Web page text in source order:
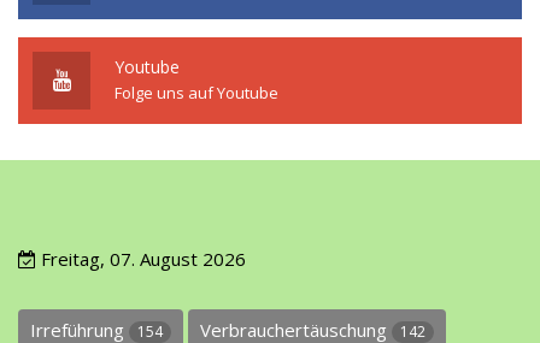
Youtube
Folge uns auf Youtube
Freitag, 07. August 2026
Irreführung 154 Verbrauchertäuschung 142